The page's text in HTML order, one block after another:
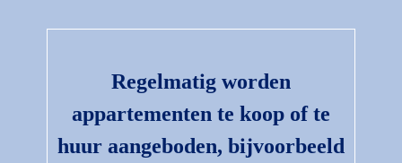
Regelmatig worden
appartementen te koop of te
huur aangeboden, bijvoorbeeld